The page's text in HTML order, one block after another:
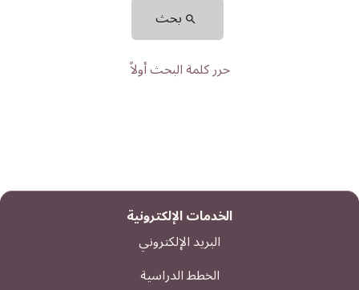
بحث
حرر كلمة البحث أولاً
الخدمات الإلكترونية
البريد الإلكتروني
الخطط الدراسية